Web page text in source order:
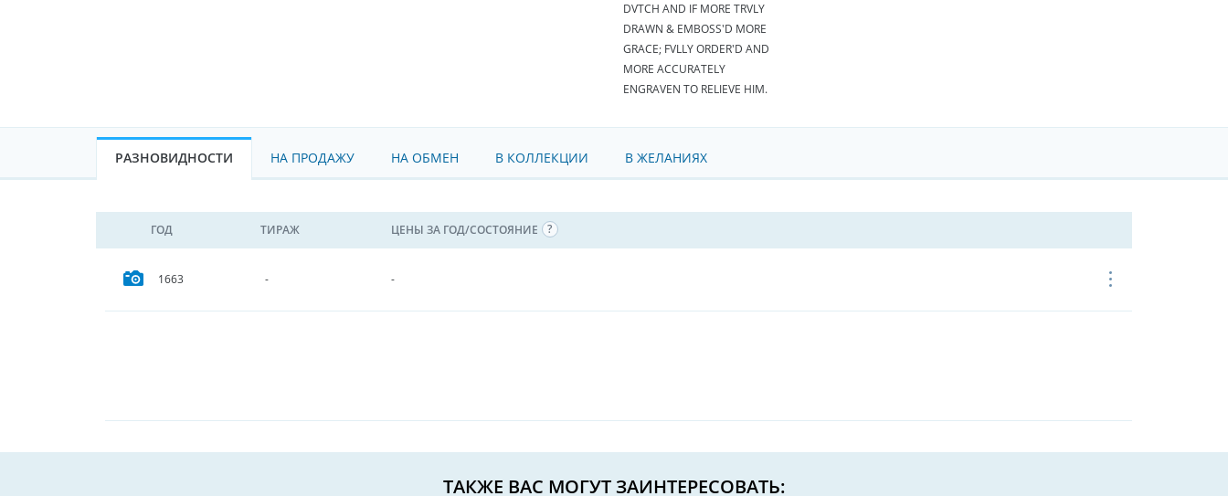
DVTCH AND IF MORE TRVLY
DRAWN & EMBOSS'D MORE
GRACE; FVLLY ORDER'D AND
MORE ACCURATELY
ENGRAVEN TO RELIEVE HIM.
РАЗНОВИДНОСТИ НА ПРОДАЖУ НА ОБМЕН В КОЛЛЕКЦИИ В ЖЕЛАНИЯХ
ГОД ТИРАЖ ЦЕНЫ ЗА ГОД/СОСТОЯНИЕ
1663 - -
ТАКЖЕ ВАС МОГУТ ЗАИНТЕРЕСОВАТЬ: